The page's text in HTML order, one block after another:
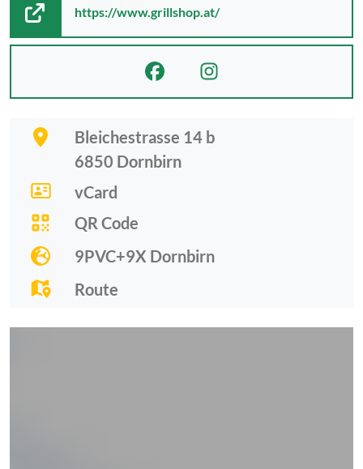
Bleichestrasse 14 b
6850 Dornbirn
vCard
QR Code
9PVC+9X Dornbirn
Route
https://www.grillshop.at/